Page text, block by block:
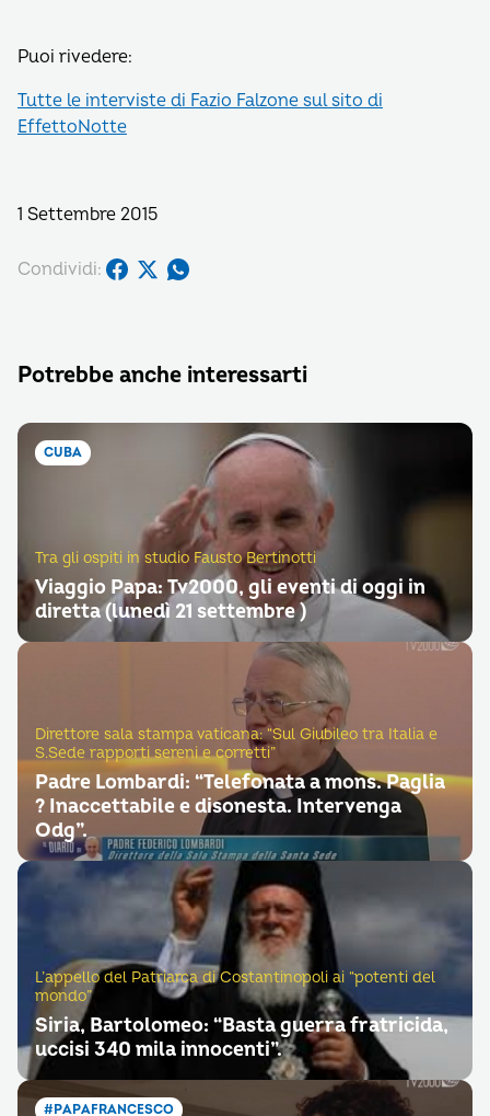
Puoi rivedere:
Tutte le interviste di Fazio Falzone sul sito di
EffettoNotte
1 Settembre 2015
Condividi:
Potrebbe anche interessarti
CUBA
Tra gli ospiti in studio Fausto Bertinotti
Viaggio Papa: Tv2000, gli eventi di oggi in
diretta (lunedì 21 settembre )
Direttore sala stampa vaticana: “Sul Giubileo tra Italia e
S.Sede rapporti sereni e corretti”
Padre Lombardi: “Telefonata a mons. Paglia
? Inaccettabile e disonesta. Intervenga
Odg”.
L’appello del Patriarca di Costantinopoli ai “potenti del
mondo”
Siria, Bartolomeo: “Basta guerra fratricida,
uccisi 340 mila innocenti”.
#PAPAFRANCESCO